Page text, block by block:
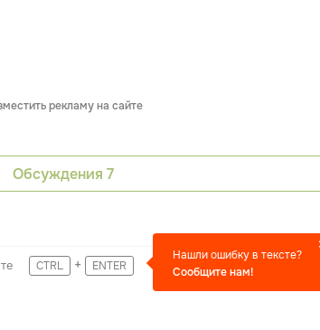
рекламу на сайте
Обсуждения 7
CTRL + ENTER
Нашли ошибку в тексте?
Сообщите нам!